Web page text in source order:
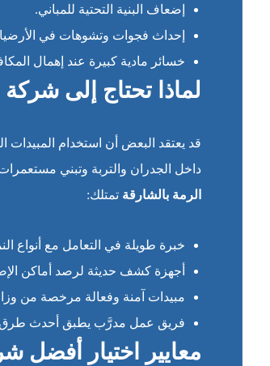
إضعاف البنية التحتية للمباني.
إحداث فجوات وتشوهات في
خسائر مادية كبيرة عند إهمال
لماذا تحتاج إلى
قد يعتقد البعض أن استخدام
داخل الجدران والتربة وتبني
الرمة بالشارقة تمتلك:
خبرة طويلة في التعامل مع أنواع
أجهزة كشف حديثة لرصد أماكن
مبيدات آمنة وفعالة مرخصة من
فريق عمل مدرَّب يطبق أحدث طرق
معايير اختيار أفضل